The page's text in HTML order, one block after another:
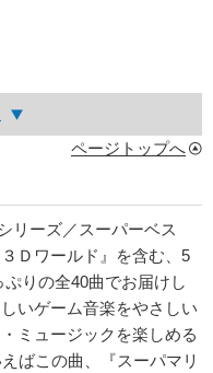
ページトップへ
リーズ／スーパーベス
Ｄワールド』を含む、5
りの全40曲でお届けし
いゲーム音楽をやさしい
ミュージックを楽しめる
ばこの曲、『スーパマリ